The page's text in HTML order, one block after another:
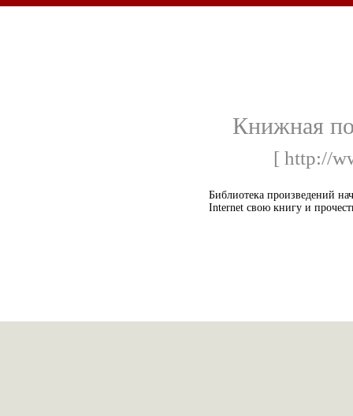
Книжная
[ http://
Библиотека произведений
Internet свою книгу и